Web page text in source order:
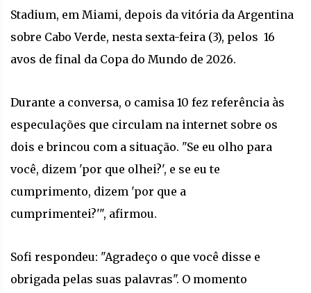
Stadium, em Miami, depois da vitória da Argentina
sobre Cabo Verde, nesta sexta-feira (3), pelos 16
avos de final da Copa do Mundo de 2026.
Durante a conversa, o camisa 10 fez referência às
especulações que circulam na internet sobre os
dois e brincou com a situação. "Se eu olho para
você, dizem 'por que olhei?', e se eu te
cumprimento, dizem 'por que a
cumprimentei?'", afirmou.
Sofi respondeu: "Agradeço o que você disse e
obrigada pelas suas palavras". O momento